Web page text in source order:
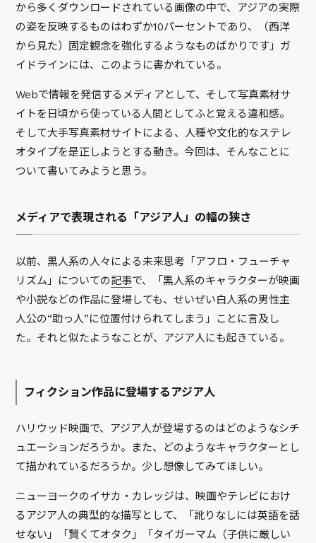
から多くダウンロードされている画像の中で、アジアの実際
の姿を反映するものはわずか10パーセントであり、（西洋
から見た）固定観念を強化するようなものばかりです」ガ
イドラインには、このように書かれている。
Webで情報を発信するメディアとして、そして写真素材サ
イトを日頃から使っている人間としてふと覚える違和感。
そして大手写真素材サイトによる、人種や文化的なステレ
オタイプを是正しようとする動き。今回は、そんなことに
ついて書いてみようと思う。
メディアで表現される「アジア人」の幅の狭さ
以前、黒人系の人々による未来思考「アフロ・フューチャ
リズム」についての記事で、「黒人系のキャラクターが映画
や小説などの作品に登場しても、せいぜい白人系の男性主
人公の“助っ人”に位置付けられてしまう」ことに言及し
た。それと似たようなことが、アジア人にも起きている。
フィクション作品に登場するアジア人
ハリウッド映画で、アジア人が登場するのはどのようなシチ
ュエーションだろうか。また、どのようなキャラクターとし
て描かれているだろうか。少し想像してみてほしい。
ニューヨークのイサカ・カレッジは、映画やテレビにおけ
るアジア人の典型的な描写として、「訛りなしには英語を話
せない」「賢くてオタク」「タイガーマム（子供に厳しい